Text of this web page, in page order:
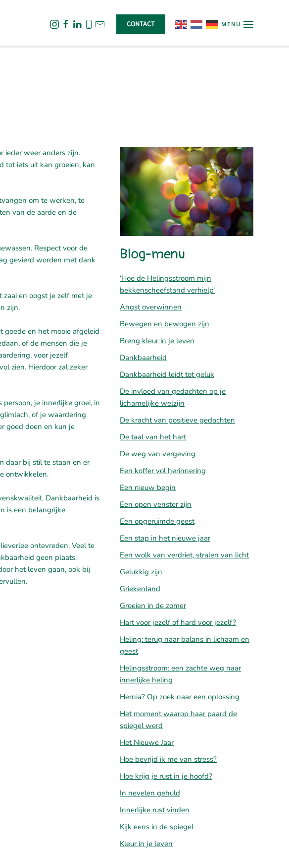
CONTACT MENU
ieder weer anders zijn.
tot iets uit kan groeien, kan
om te werken, te
van de aarde en de
Respect voor de
gevierd worden met dank
en oogst je zelf met je
zijn.
goede en het mooie afgeleid
of de mensen die je
voor jezelf
zien. Hierdoor zal zeker
je innerlijke groei, in
of je waardering
goed doen en kun je
daar bij stil te staan en er
ontwikkelen.
Dankbaarheid is
is een belangrijke
ontevreden. Veel te
geen plaats.
het leven gaan, ook bij
Blog-menu
‘Hoe de Helingsstroom mijn
bekkenscheefstand verhielp’
Angst overwinnen
Bewegen en bewogen zijn
Breng kleur in je leven
Dankbaarheid
Dankbaarheid leidt tot geluk
De invloed van gedachten op je
lichamelijke welzijn
De kracht van positieve gedachten
De taal van het hart
De weg van vergeving
Een koffer vol herinnering
Een nieuw begin
Een open venster zijn
Een opgeruimde geest
Een stap in het nieuwe jaar
Een wolk van verdriet, stralen van licht
Gelukkig zijn
Griekenland
Groeien in de zomer
Hart voor jezelf of hard voor jezelf?
Heling: terug naar balans in lichaam en
geest
Helingsstroom: een zachte weg naar
innerlijke heling
Hernia? Op zoek naar een oplossing
Het moment waarop haar paard de
spiegel werd
Het Nieuwe Jaar
Hoe bevrijd ik me van stress?
Hoe krijg je rust in je hoofd?
In nevelen gehuld
Innerlijke rust vinden
Kijk eens in de spiegel
Kleur in je leven